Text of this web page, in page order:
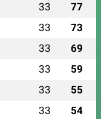
33 77
33 73
33 69
33 59
33 55
33 54